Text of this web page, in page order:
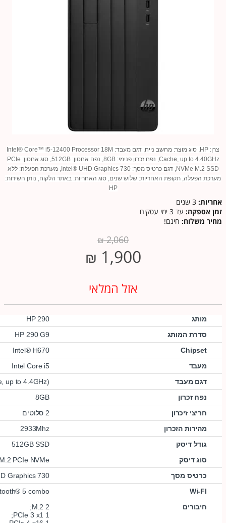
צרן: HP, סוג מוצר: מחשב נייח, דגם מעבד: Intel® Core™ i5-12400 Processor 18M
Cache, up to 4.40GHz, נפח זכרון פנימי: 8GB, נפח אחסון: 512GB, סוג אחסון: PCIe
NVMe M.2 SSD, דגם כרטיס מסך: Intel® UHD Graphics 730, מערכת הפעלה: ללא
מערכת הפעלה, תקופת האחריות: שלוש שנים, סוג האחריות: באתר הלקוח, נותן השירות:
HP
אחריות: 3 שנים
זמן אספקה: עד 3 ימי עסקים
מחיר משלוח: חינם!
2,060
₪
1,900
₪
אזל המלאי
מותג
HP 290
סדרת המותג
HP 290 G9
Chipset
Intel® H670
מעבד
Intel Core i5
דגם מעבד
up to 4.4GHz)
נפח זכרון
8GB
חריצי זיכרון
2 סלוטים
מהירות הזכרון
2933Mhz
גודל דיסק
512GB SSD
סוג דיסק
PCIe NVMe
כרטיס מסך
Graphics 730
Wi-FI
5 combo
חיבורים
2 M.2;
1 PCIe 3 x1;